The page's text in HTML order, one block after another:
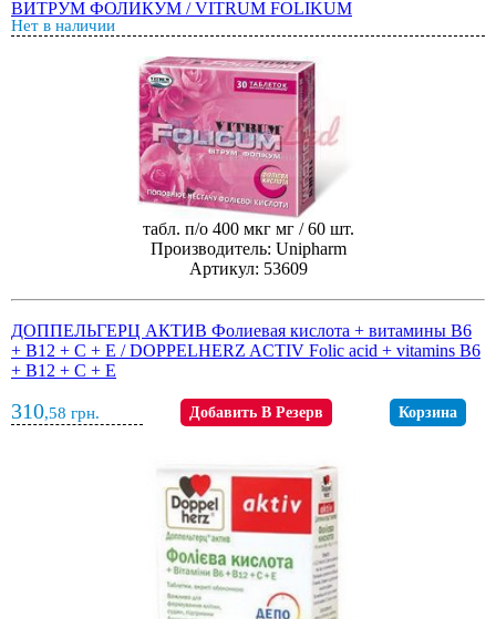
ВИТРУМ ФОЛИКУМ / VITRUM FOLIKUM
Нет в наличии
табл. п/о 400 мкг мг / 60 шт.
Производитель: Unipharm
Артикул: 53609
ДОППЕЛЬГЕРЦ АКТИВ Фолиевая кислота + витамины B6
+ B12 + C + E / DOPPELHERZ ACTIV Folic acid + vitamins B6
+ B12 + C + E
310,58 грн. Добавить В Резерв Корзина